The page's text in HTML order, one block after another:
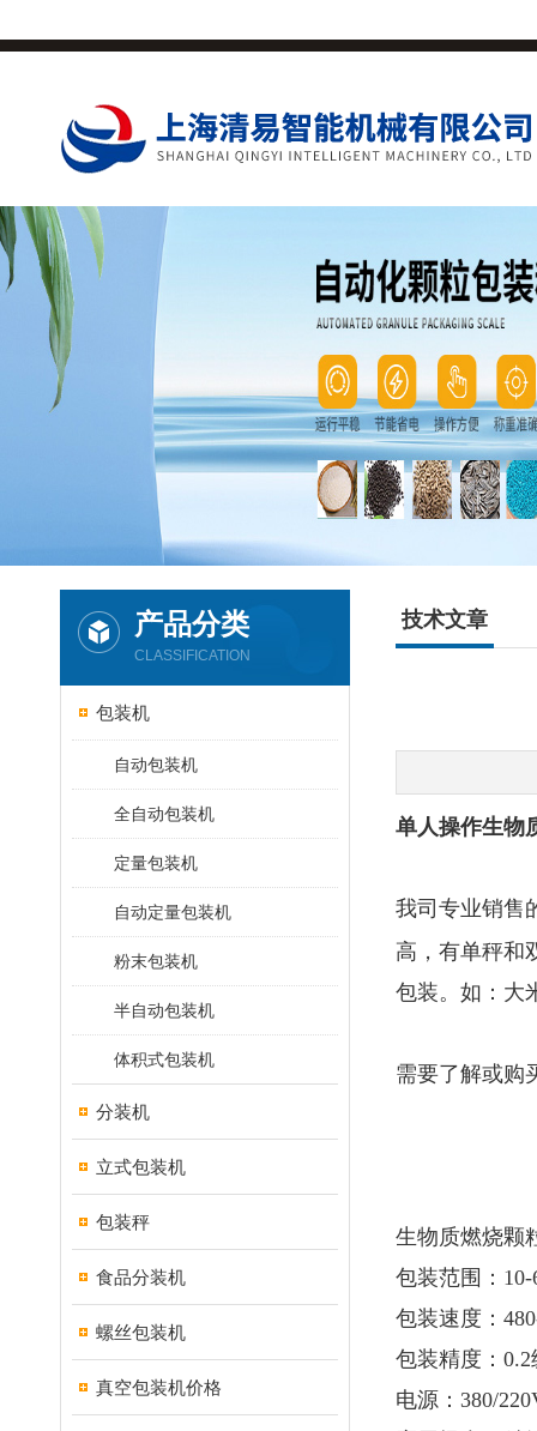
产品分类
CLASSIFICATION
包装机
自动包装机
全自动包装机
定量包装机
自动定量包装机
粉末包装机
半自动包装机
体积式包装机
分装机
立式包装机
包装秤
食品分装机
螺丝包装机
真空包装机价格
技术文章
单人操作生物
我司专业销售
高，有单秤和
包装。如：大
需要了解或购
生物质燃烧颗
包装范围：10-
包装速度：
包装精度：0.2
电源：380/